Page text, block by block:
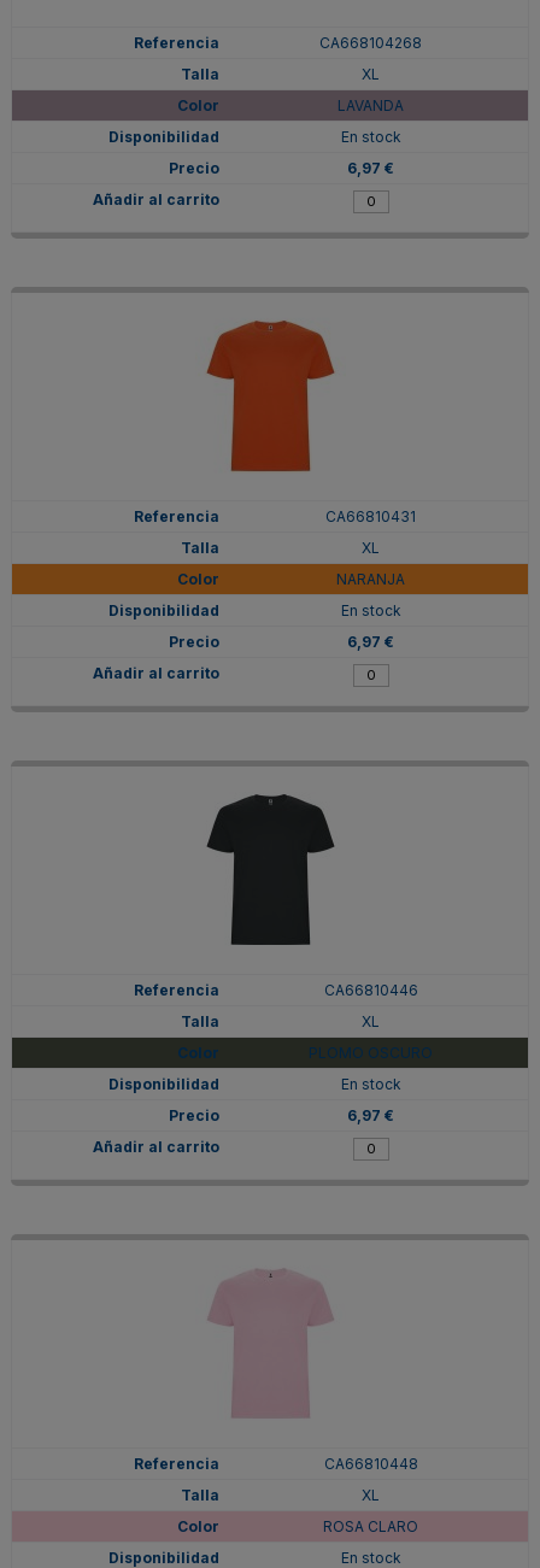
CA668104268
XL
LAVANDA
En stock
6,97 €
CA66810431
XL
NARANJA
En stock
6,97 €
CA66810446
XL
PLOMO OSCURO
En stock
6,97 €
CA66810448
XL
ROSA CLARO
En stock